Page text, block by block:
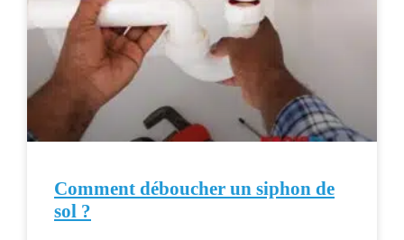
Comment déboucher un siphon de
sol ?